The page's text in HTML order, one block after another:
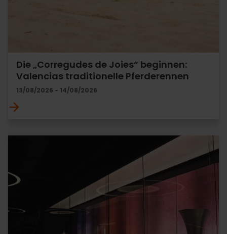
Die „Corregudes de Joies“ beginnen:
Valencias traditionelle Pferderennen
13/08/2026 - 14/08/2026